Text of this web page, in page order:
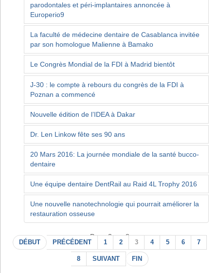
parodontales et péri-implantaires annoncée à
Europerio9
La faculté de médecine dentaire de Casablanca invitée
par son homologue Malienne à Bamako
Le Congrès Mondial de la FDI à Madrid bientôt
J-30 : le compte à rebours du congrès de la FDI à
Poznan a commencé
Nouvelle édition de l’IDEA à Dakar
Dr. Len Linkow fête ses 90 ans
20 Mars 2016: La journée mondiale de la santé bucco-
dentaire
Une équipe dentaire DentRail au Raid 4L Trophy 2016
Une nouvelle nanotechnologie qui pourrait améliorer la
restauration osseuse
Page 3 sur 8
DÉBUT PRÉCÉDENT 1 2 3 4 5 6 7
8 SUIVANT FIN